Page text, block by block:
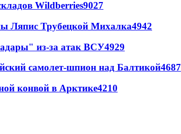
Wildberries9027
Ляпис Трубецкой Михалка4942
из-за атак ВСУ4929
самолет-шпион над Балтикой4687
конвой в Арктике4210